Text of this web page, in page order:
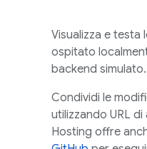
Visualizza e testa
ospitato
backend simulato.
Condividi le
utilizzando URL
Hosting offre